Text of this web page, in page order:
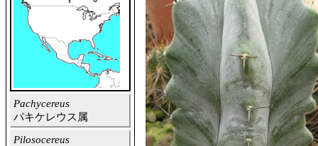
Pachycereus
パキケレウス属
Pilosocereus